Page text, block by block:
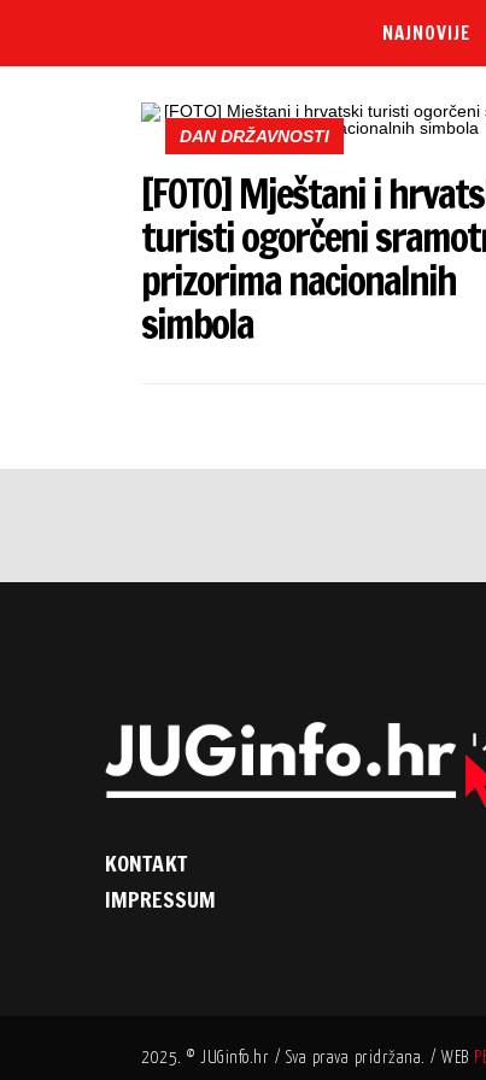
NAJNOVIJE
DAN DRŽAVNOSTI
[FOTO] Mještani i
turisti ogorčeni
prizorima nacionalnih
simbola
KONTAKT
IMPRESSUM
2025. © JUGinfo.hr / Sva prava pridržana. / WEB